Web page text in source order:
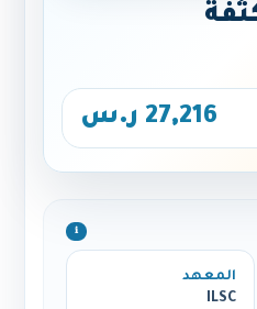
27,216 ر.س
ℹ️
المعهد
ILSC